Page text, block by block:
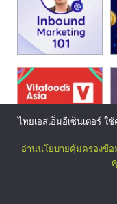
ไทยเอสเอ็มอีเซ็นเตอร์ ใ
อ่านนโยบายคุ้มครองข้